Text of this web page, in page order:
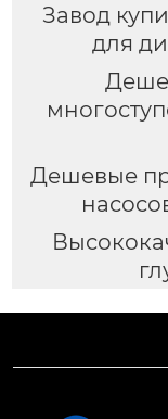
Завод
для
Дешевые